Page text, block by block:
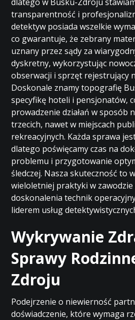
transparentność i
detektyw posiada wszelkie
co gwarantuje, że zebrany
uznany przez sądy za
dyskretny, wykorzystując
obserwacji i sprzęt rejestrujący
Doskonale znamy topografię
specyfikę hoteli i pensjonatów,
prowadzenie działań w sposób
trzecich, nawet w miejscach
rekreacyjnych. Każda sprawa
dlatego poświęcamy czas na
problemu i przygotowanie
śledczej. Nasza skuteczność to
wieloletniej praktyki w
doskonalenia technik
liderem usług
Wykrywanie
Sprawy
Zdroju
Podejrzenie o niewierność
doświadczenie, które wymaga